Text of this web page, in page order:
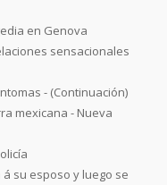
en Genova
sensacionales
- (Continuación)
mexicana - Nueva
su esposo y luego se